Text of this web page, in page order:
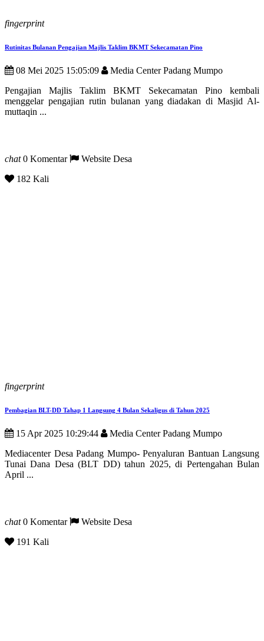
fingerprint
Rutinitas Bulanan Pengajian Majlis Taklim BKMT Sekecamatan Pino
08 Mei 2025 15:05:09
Media Center Padang Mumpo
Pengajian Majlis Taklim BKMT Sekecamatan Pino kembali
menggelar pengajian rutin bulanan yang diadakan di Masjid Al-
muttaqin ...
chat0 Komentar
Website Desa
182 Kali
fingerprint
Pembagian BLT-DD Tahap 1 Langsung 4 Bulan Sekaligus di Tahun 2025
15 Apr 2025 10:29:44
Media Center Padang Mumpo
Mediacenter Desa Padang Mumpo- Penyaluran Bantuan Langsung
Tunai Dana Desa (BLT DD) tahun 2025, di Pertengahan Bulan
April ...
chat0 Komentar
Website Desa
191 Kali